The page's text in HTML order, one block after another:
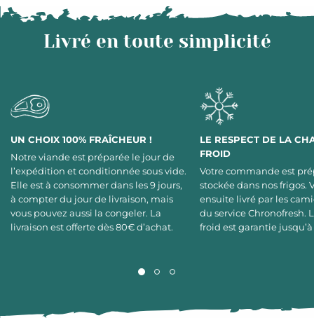
Livré en toute simplicité
UN CHOIX 100% FRAÎCHEUR !
Notre viande est préparée le jour de
l’expédition et conditionnée sous vide.
Elle est à consommer dans les 9 jours,
à compter du jour de livraison, mais
vous pouvez aussi la congeler. La
livraison est offerte dès 80€ d’achat.
LE RESPECT DE LA
FROID
Votre commande est
stockée dans nos frigos.
ensuite livré par les
du service Chronofresh.
froid est garantie